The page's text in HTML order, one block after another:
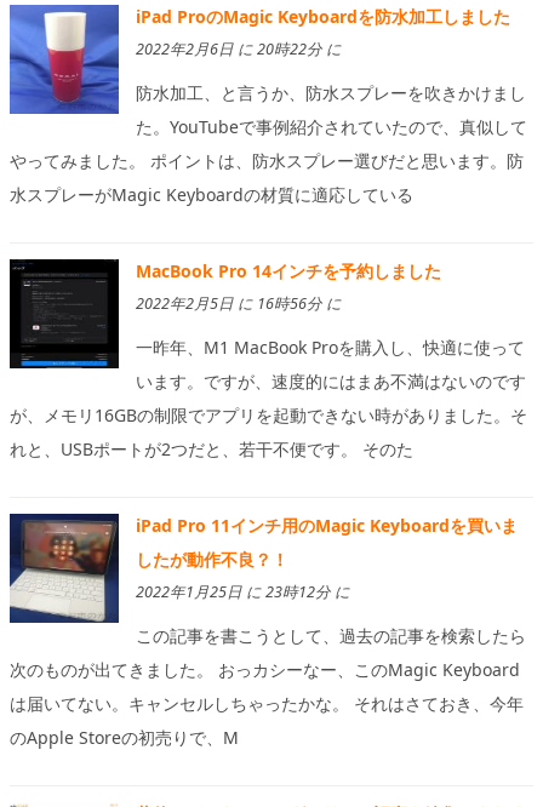
iPad ProのMagic Keyboardを防水加工しました
2022年2月6日 に 20時22分 に
防水加工、と言うか、防水スプレーを吹きかけまし
た。YouTubeで事例紹介されていたので、真似して
やってみました。 ポイントは、防水スプレー選びだと思います。防
水スプレーがMagic Keyboardの材質に適応している
MacBook Pro 14インチを予約しました
2022年2月5日 に 16時56分 に
一昨年、M1 MacBook Proを購入し、快適に使って
います。ですが、速度的にはまあ不満はないのです
が、メモリ16GBの制限でアプリを起動できない時がありました。そ
れと、USBポートが2つだと、若干不便です。 そのた
iPad Pro 11インチ用のMagic Keyboardを買いま
したが動作不良？！
2022年1月25日 に 23時12分 に
この記事を書こうとして、過去の記事を検索したら
次のものが出てきました。 おっカシーなー、このMagic Keyboard
は届いてない。キャンセルしちゃったかな。 それはさておき、今年
のApple Storeの初売りで、M